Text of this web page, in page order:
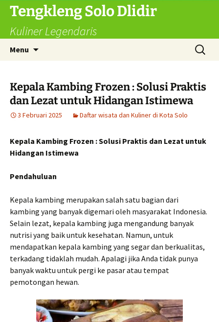
Langsung
Tengkleng Solo Dlidir
Kuliner Legendaris
Menu
Cari
untuk:
Kepala Kambing Frozen : Solusi Praktis
dan Lezat untuk Hidangan Istimewa
3 Februari 2025 Daftar wisata dan Kuliner di Kota Solo
Kepala Kambing Frozen : Solusi Praktis dan Lezat untuk
Hidangan Istimewa
Pendahuluan
Kepala kambing merupakan salah satu bagian dari
kambing yang banyak digemari oleh masyarakat Indonesia.
Selain lezat, kepala kambing juga mengandung banyak
nutrisi yang baik untuk kesehatan. Namun, untuk
mendapatkan kepala kambing yang segar dan berkualitas,
terkadang tidaklah mudah. Apalagi jika Anda tidak punya
banyak waktu untuk pergi ke pasar atau tempat
pemotongan hewan.